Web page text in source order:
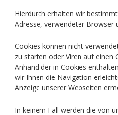
Hierdurch erhalten wir
Adresse, verwendeter Browser
Cookies können nicht
zu starten oder Viren auf einen
Anhand der in Cookies
wir Ihnen die Navigation
Anzeige unserer Webseiten
In keinem Fall werden die von